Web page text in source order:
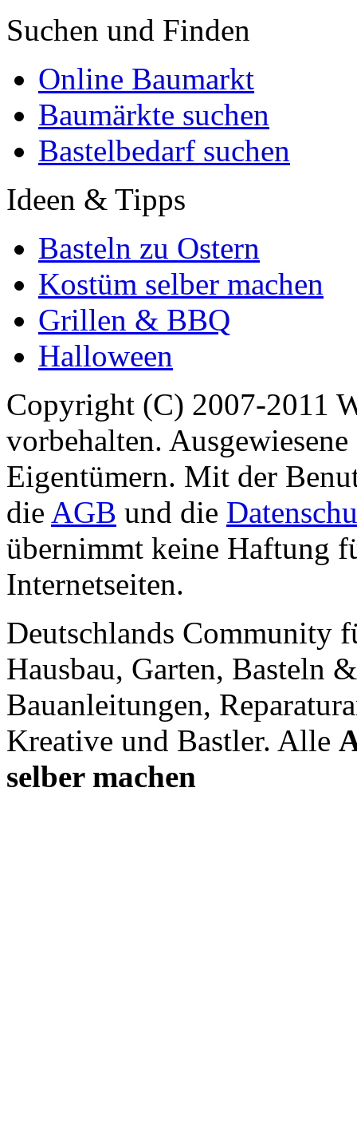
Suchen und Finden
Online Baumarkt
Baumärkte suchen
Bastelbedarf suchen
Ideen & Tipps
Basteln zu Ostern
Kostüm selber machen
Grillen & BBQ
Halloween
Copyright (C) 2007-2011
vorbehalten.
Eigentümern. Mit der
die AGB und die
übernimmt keine Haftung
Internetseiten.
Deutschlands Community
Hausbau, Garten, Basteln
Bauanleitungen,
Kreative und Bastler. Alle
selber machen